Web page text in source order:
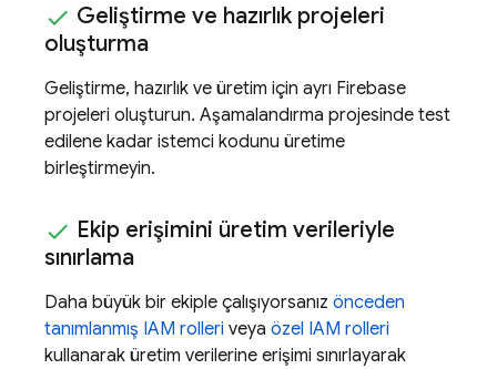
Geliştirme ve hazırlık projeleri
oluşturma
Geliştirme, hazırlık ve üretim için ayrı Firebase
projeleri oluşturun. Aşamalandırma projesinde test
edilene kadar istemci kodunu üretime
birleştirmeyin.
Ekip erişimini üretim verileriyle
sınırlama
Daha büyük bir ekiple çalışıyorsanız önceden
tanımlanmış IAM rolleri veya özel IAM rolleri
kullanarak üretim verilerine erişimi sınırlayarak